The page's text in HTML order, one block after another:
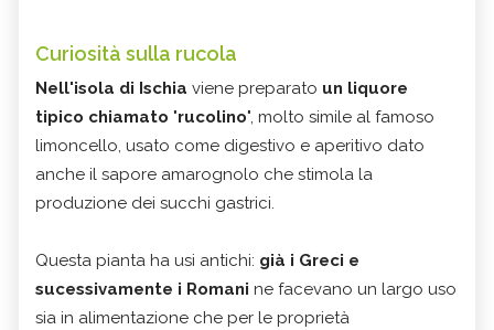
Curiosità sulla rucola
Nell'isola di Ischia viene preparato un liquore
tipico chiamato "rucolino", molto simile al famoso
limoncello, usato come digestivo e aperitivo dato
anche il sapore amarognolo che stimola la
produzione dei succhi gastrici.
Questa pianta ha usi antichi: già i Greci e
sucessivamente i Romani ne facevano un largo uso
sia in alimentazione che per le proprietà